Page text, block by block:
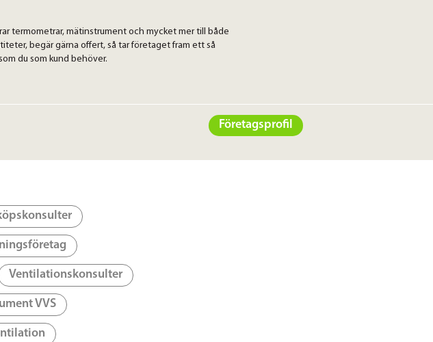
termometrar, mätinstrument och mycket mer till både
begär gärna offert, så tar företaget fram ett så
du som kund behöver.
Företagsprofil
Ventilationskonsulter
VVS